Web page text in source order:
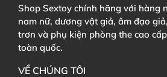
Shop Sextoy chính hãng với hàng
nam nữ, dương vật giả, âm đạo
trơn và phụ kiện phòng the cao
toàn quốc.
VỀ CHÚNG TÔI